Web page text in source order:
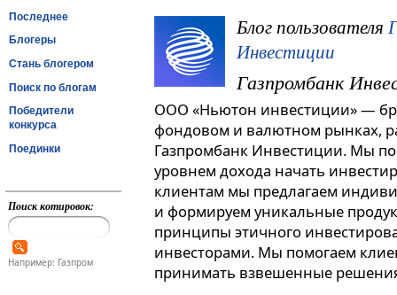
Последнее
Блогеры
Стань блогером
Поиск по блогам
Победители
конкурса
Поединки
Поиск котировок:
Например: Газпром
Блог пользователя
Инвестиции
Газпромбанк
ООО «Ньютон инвестиции» —
фондовом и валютном рынках,
Газпромбанк Инвестиции. Мы
уровнем дохода начать
клиентам мы предлагаем
и формируем уникальные
принципы этичного
инвесторами. Мы помогаем
принимать взвешенные